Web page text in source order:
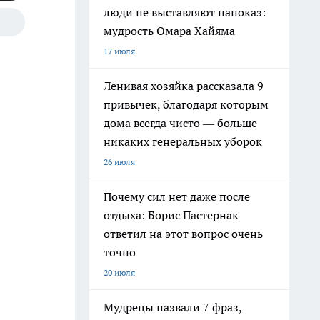
люди не выставляют напоказ:
мудрость Омара Хайяма
17 июля
Ленивая хозяйка рассказала 9
привычек, благодаря которым
дома всегда чисто — больше
никаких генеральных уборок
26 июля
Почему сил нет даже после
отдыха: Борис Пастернак
ответил на этот вопрос очень
точно
20 июля
Мудрецы назвали 7 фраз,